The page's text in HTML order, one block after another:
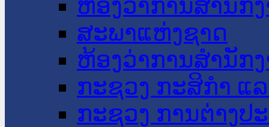
ຫ້ອງວ່າການສໍານັກ
ສະພາແຫ່ງຊາດ
ຫ້ອງວ່າການສຳນັກ
ກະຊວງ ກະສິກຳ ແ
ກະຊວງ ການຕ່າງປ